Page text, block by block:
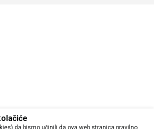
da bismo učinili da ova web stranica pravilno